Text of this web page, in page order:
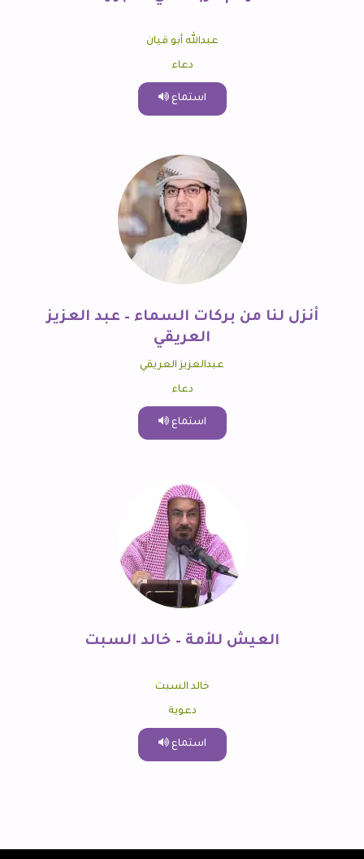
عبدالله أبو قيان
دعاء
استماع
أنزل لنا من بركات السماء – عبد العزيز
العريقي
عبدالعزيز العريقي
دعاء
استماع
العيش للأمة – خالد السبت
خالد السبت
دعوية
استماع